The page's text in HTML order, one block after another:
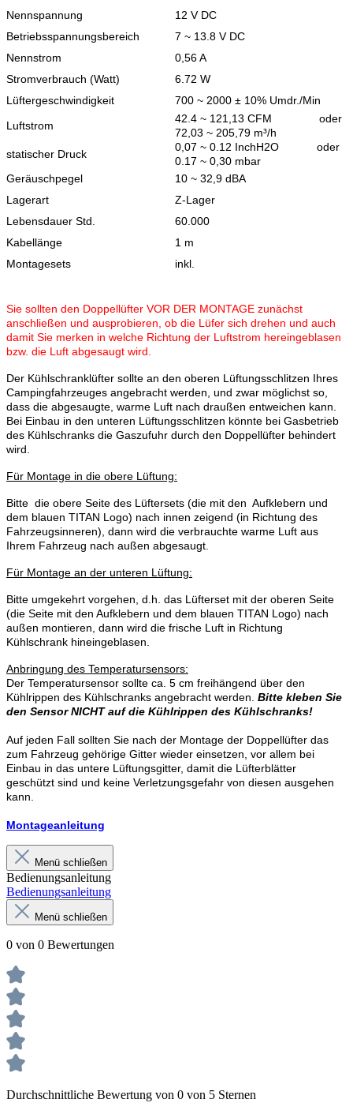
Nennspannung
12 V DC
Betriebsspannungsbereich
7 ~ 13.8 V DC
Nennstrom
0,56 A
Stromverbrauch (Watt)
6.72 W
Lüftergeschwindigkeit
700 ~ 2000 ± 10% Umdr./Min
Luftstrom
42.4 ~ 121,13 CFM oder
72,03 ~ 205,79 m³/h
statischer Druck
0,07 ~ 0.12 InchH2O oder
0.17 ~ 0,30 mbar
Geräuschpegel
10 ~ 32,9 dBA
Lagerart
Z-Lager
Lebensdauer Std.
60.000
Kabellänge
1 m
Montagesets
inkl.
Sie sollten den Doppellüfter VOR DER MONTAGE zunächst
anschließen und ausprobieren, ob die Lüfer sich drehen und auch
damit Sie merken in welche Richtung der Luftstrom hereingeblasen
bzw. die Luft abgesaugt wird.
Der Kühlschranklüfter sollte an den oberen Lüftungsschlitzen Ihres
Campingfahrzeuges angebracht werden, und zwar möglichst so,
dass die abgesaugte, warme Luft nach draußen entweichen kann.
Bei Einbau in den unteren Lüftungsschlitzen könnte bei Gasbetrieb
des Kühlschranks die Gaszufuhr durch den Doppellüfter behindert
wird.
Für Montage in die obere Lüftung:
Bitte die obere Seite des Lüftersets (die mit den Aufklebern und
dem blauen TITAN Logo) nach innen zeigend (in Richtung des
Fahrzeugsinneren), dann wird die verbrauchte warme Luft aus
Ihrem Fahrzeug nach außen abgesaugt.
Für Montage an der unteren Lüftung:
Bitte umgekehrt vorgehen, d.h. das Lüfterset mit der oberen Seite
(die Seite mit den Aufklebern und dem blauen TITAN Logo) nach
außen montieren, dann wird die frische Luft in Richtung
Kühlschrank hineingeblasen.
Anbringung des Temperatursensors:
Der Temperatursensor sollte ca. 5 cm freihängend über den
Kühlrippen des Kühlschranks angebracht werden. Bitte kleben Sie
den Sensor NICHT auf die Kühlrippen des Kühlschranks!
Auf jeden Fall sollten Sie nach der Montage der Doppellüfter das
zum Fahrzeug gehörige Gitter wieder einsetzen, vor allem bei
Einbau in das untere Lüftungsgitter, damit die Lüfterblätter
geschützt sind und keine Verletzungsgefahr von diesen ausgehen
kann.
Montageanleitung
Menü schließen
Bedienungsanleitung
Bedienungsanleitung
Menü schließen
0 von 0 Bewertungen
Durchschnittliche Bewertung von 0 von 5 Sternen